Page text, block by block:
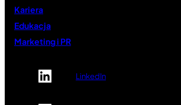
Kariera
Edukacja
Marketing i PR
LinkedIn